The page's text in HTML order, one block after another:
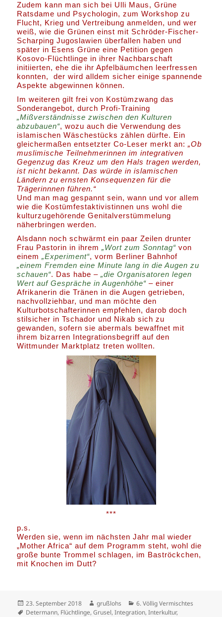
Zudem kann man sich bei Ulli Maus, Grüne
Ratsdame und Psychologin, zum Workshop zu
Flucht, Krieg und Vertreibung anmelden, und wer
weiß, wie die Grünen einst mit Schröder-Fischer-
Scharping Jugoslawien überfallen haben und
später in Esens Grüne eine Petition gegen
Kosovo-Flüchtlinge in ihrer Nachbarschaft
initiierten, ehe die ihr Apfelbäumchen leerfressen
konnten, der wird alldem sicher einige spannende
Aspekte abgewinnen können.
Im weiteren gilt frei von Kostümzwang das
Sonderangebot, durch Profi-Training
„Mißverständnisse zwischen den Kulturen
abzubauen“, wozu auch die Verwendung des
islamischen Wäschestücks zählen dürfte. Ein
gleichermaßen entsetzter Co-Leser merkt an:„Ob
muslimische Teilnehmerinnen im integrativen
Gegenzug das Kreuz um den Hals tragen werden,
ist nicht bekannt. Das würde in islamischen
Ländern zu ernsten Konsequenzen für die
Trägerinnnen führen.“
Und man mag gespannt sein, wann und vor allem
wie die Kostümfestaktivistinnen uns wohl die
kulturzugehörende Genitalverstümmelung
näherbringen werden.
Alsdann noch schwärmt ein paar Zeilen drunter
Frau Pastorin in ihrem„Wort zum Sonntag“ von
einem„Experiment“, vorm Berliner Bahnhof
„einem Fremden eine Minute lang in die Augen zu
schauen“. Das habe –„die Organisatoren legen
Wert auf Gespräche in Augenhöhe“ – einer
Afrikanerin die Tränen in die Augen getrieben,
nachvollziehbar, und man möchte den
Kulturbotschafterinnen empfehlen, darob doch
stilsicher in Tschador und Nikab sich zu
gewanden, sofern sie abermals bewaffnet mit
ihrem bizarren Integrationsbegriff auf den
Wittmunder Marktplatz treten wollten.
***
p.s.
Werden sie, wenn im nächsten Jahr mal wieder
„Mother Africa“ auf dem Programm steht, wohl die
große bunte Trommel schlagen, im Baströckchen,
mit Knochen im Dutt?
Veröffentlicht
am
23. September 2018 Autor
grußlohs Kategorien
6. Völlig Vermischtes
Schlagwörter
Determann, Flüchtlinge,Grusel,Integration,Interkultur,